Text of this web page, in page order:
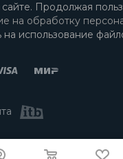
Продолжая
на обработку
на использование